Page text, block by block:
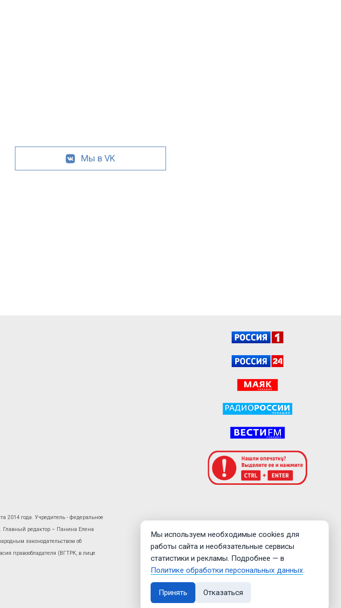
Мы в VK
2014 года. Учредитель - федеральное
Главный редактор – Панина Елена
законодательством об
правообладателя (ВГТРК, в лице
Мы используем необходимые cookies для
работы сайта и необязательные сервисы
статистики и рекламы. Подробнее — в
Политике обработки персональных данных.
Принять Отказаться